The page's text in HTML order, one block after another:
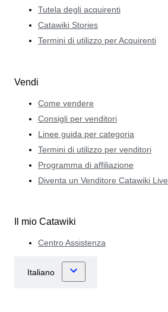
Tutela degli acquirenti
Catawiki Stories
Termini di utilizzo per Acquirenti
Vendi
Come vendere
Consigli per venditori
Linee guida per categoria
Termini di utilizzo per venditori
Programma di affiliazione
Diventa un Venditore Catawiki Live
Il mio Catawiki
Centro Assistenza